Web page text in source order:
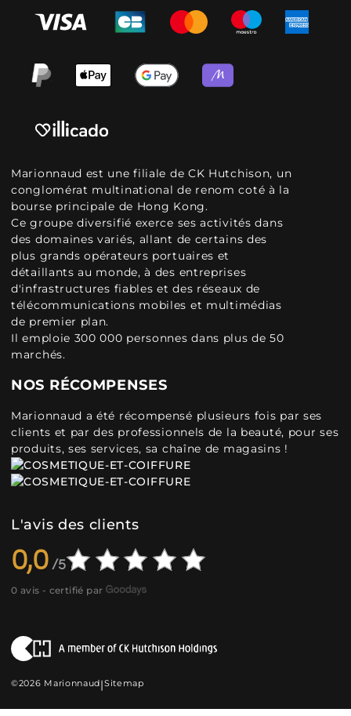
Marionnaud est une filiale de CK Hutchison, un
conglomérat multinational de renom coté à la
bourse principale de Hong Kong.
Ce groupe diversifié exerce ses activités dans
des domaines variés, allant de certains des
plus grands opérateurs portuaires et
détaillants au monde, à des entreprises
d'infrastructures fiables et des réseaux de
télécommunications mobiles et multimédias
de premier plan.
Il emploie 300 000 personnes dans plus de 50
marchés.
NOS RÉCOMPENSES
Marionnaud a été récompensé plusieurs fois par ses
clients et par des professionnels de la beauté, pour ses
produits, ses services, sa chaîne de magasins !
L'avis des clients
0,0
0 avis - certifié par
©2026 Marionnaud|Sitemap